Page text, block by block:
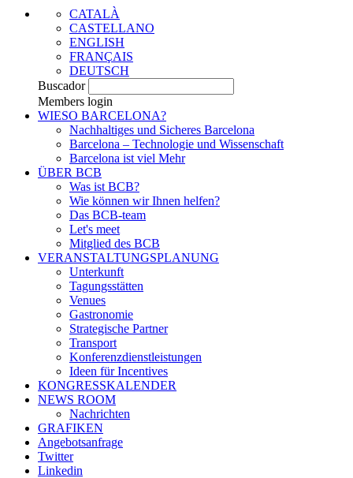
CATALÀ
CASTELLANO
ENGLISH
FRANÇAIS
DEUTSCH
Buscador
Members login
WIESO BARCELONA?
Nachhaltiges und Sicheres Barcelona
Barcelona – Technologie und Wissenschaft
Barcelona ist viel Mehr
ÜBER BCB
Was ist BCB?
Wie können wir Ihnen helfen?
Das BCB-team
Let's meet
Mitglied des BCB
VERANSTALTUNGSPLANUNG
Unterkunft
Tagungsstätten
Venues
Gastronomie
Strategische Partner
Transport
Konferenzdienstleistungen
Ideen für Incentives
KONGRESSKALENDER
NEWS ROOM
Nachrichten
GRAFIKEN
Angebotsanfrage
Twitter
Linkedin